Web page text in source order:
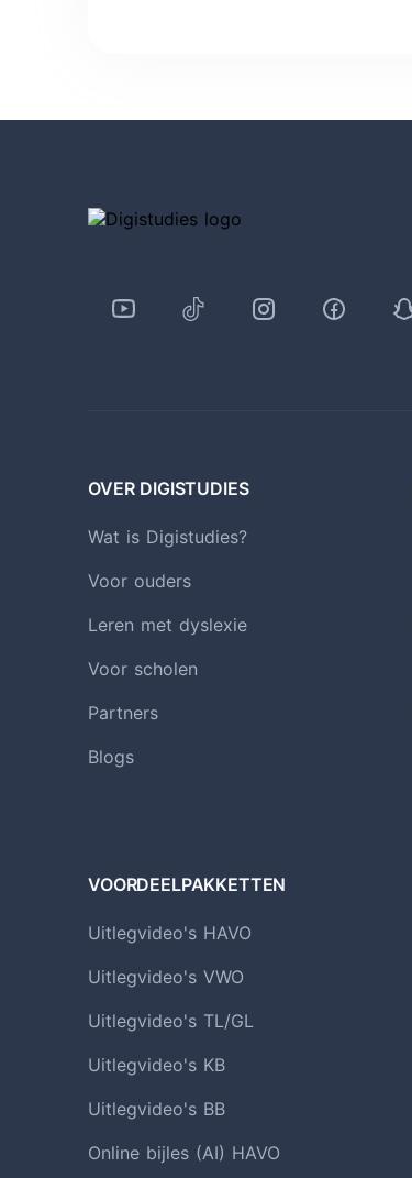
OVER DIGISTUDIES
Wat is Digistudies?
Voor ouders
Leren met dyslexie
Voor scholen
Partners
Blogs
VOORDEELPAKKETTEN
Uitlegvideo's HAVO
Uitlegvideo's VWO
Uitlegvideo's TL/GL
Uitlegvideo's KB
Uitlegvideo's BB
Online bijles (AI) HAVO